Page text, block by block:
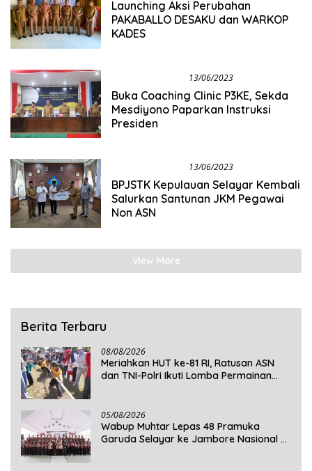
Launching Aksi Perubahan
PAKABALLO DESAKU dan WARKOP
KADES
13/06/2023
Buka Coaching Clinic P3KE, Sekda
Mesdiyono Paparkan Instruksi
Presiden
13/06/2023
BPJSTK Kepulauan Selayar Kembali
Salurkan Santunan JKM Pegawai
Non ASN
View More
Berita Terbaru
08/08/2026
Meriahkan HUT ke-81 RI, Ratusan ASN
dan TNI-Polri Ikuti Lomba Permainan
05/08/2026
Wabup Muhtar Lepas 48 Pramuka
Garuda Selayar ke Jambore Nasional XII